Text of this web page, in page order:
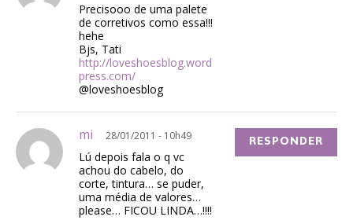
Precisooo de uma palete
de corretivos como essa!!!
hehe
Bjs, Tati
http://loveshoesblog.word
press.com/
@loveshoesblog
mi 28/01/2011 - 10h49
Lú depois fala o q vc
achou do cabelo, do
corte, tintura… se puder,
uma média de valores…
please… FICOU LINDA…!!!!
RESPONDER